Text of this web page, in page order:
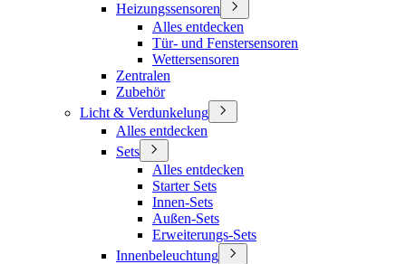
Heizungssensoren
Alles entdecken
Tür- und Fenstersensoren
Wettersensoren
Zentralen
Zubehör
Licht & Verdunkelung
Alles entdecken
Sets
Alles entdecken
Starter Sets
Innen-Sets
Außen-Sets
Erweiterungs-Sets
Innenbeleuchtung